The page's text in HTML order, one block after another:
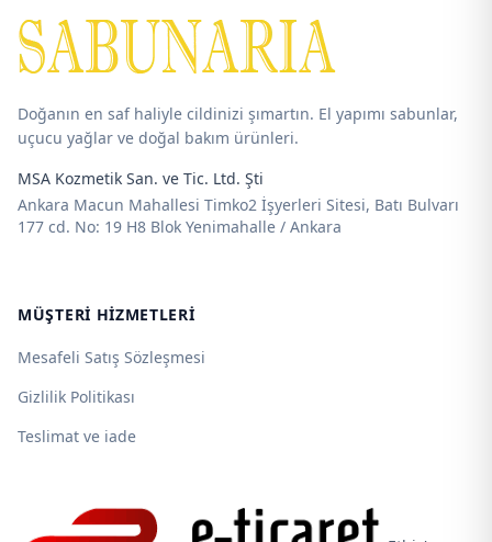
Doğanın en saf haliyle cildinizi şımartın. El yapımı sabunlar,
uçucu yağlar ve doğal bakım ürünleri.
MSA Kozmetik San. ve Tic. Ltd. Şti
Ankara Macun Mahallesi Timko2 İşyerleri Sitesi, Batı Bulvarı
177 cd. No: 19 H8 Blok Yenimahalle / Ankara
MÜŞTERI HIZMETLERI
Mesafeli Satış Sözleşmesi
Gizlilik Politikası
Teslimat ve iade